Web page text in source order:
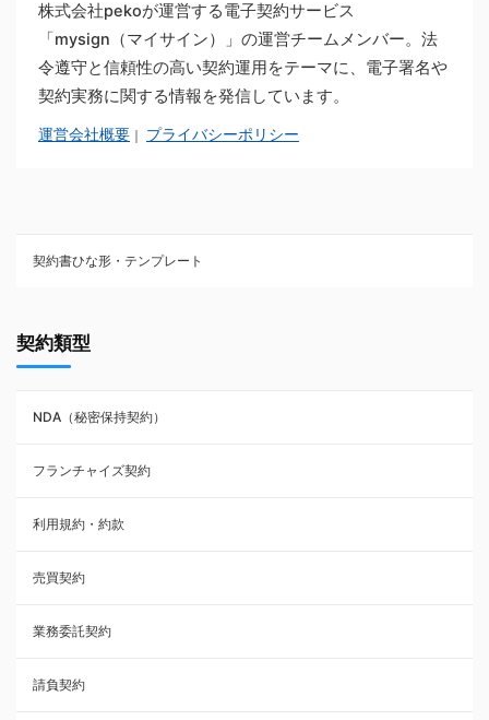
株式会社pekoが運営する電子契約サービス
「mysign（マイサイン）」の運営チームメンバー。法
令遵守と信頼性の高い契約運用をテーマに、電子署名や
契約実務に関する情報を発信しています。
運営会社概要 ｜ プライバシーポリシー
契約書ひな形・テンプレート
NDA（秘密保持契約）
業務委託契約
利用規約・約款
覚書・合意書・同意書
承諾書
雇用契約
その他契約・書面
契約類型
NDA（秘密保持契約）
フランチャイズ契約
利用規約・約款
売買契約
業務委託契約
請負契約